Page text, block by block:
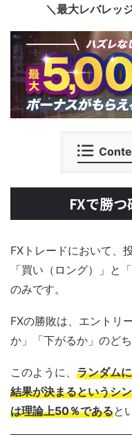
＼最大レバレッ
FXで勝
FXトレードにおいて、
「買い（ロング）」と
のみです。
FXの勝敗は、エントリ
か」「下がるか」のど
このように、 ランダム
結果が決まるというシ
は理論上50％であると